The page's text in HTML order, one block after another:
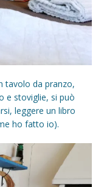
tavolo da pranzo,
e stoviglie, si può
leggere un libro
ho fatto io).